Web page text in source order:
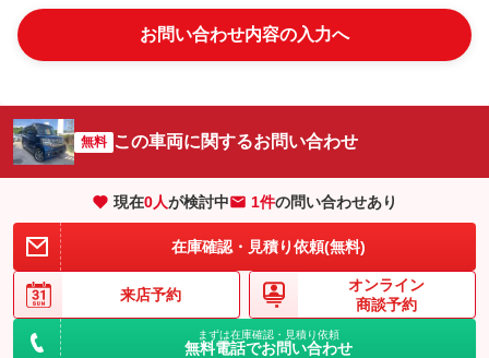
お問い合わせ内容の入力へ
無料 この車両に関するお問い合わせ
現在0人が検討中 1件の問い合わせあり
在庫確認・見積り依頼(無料)
来店予約
オンライン
商談予約
まずは在庫確認・見積り依頼
無料電話でお問い合わせ